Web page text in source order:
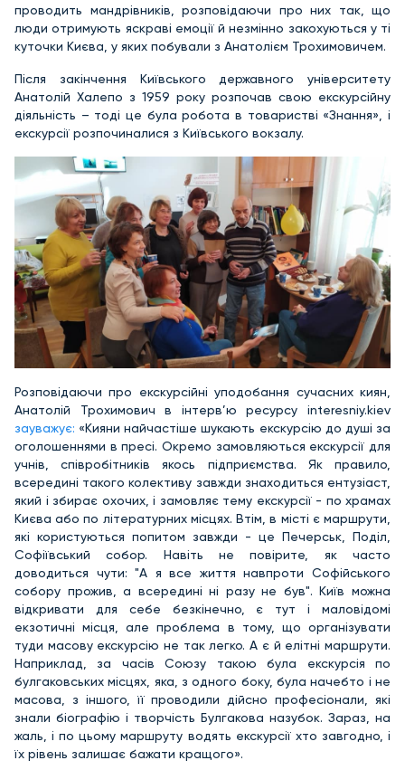
проводить мандрівників, розповідаючи про них так, що
люди отримують яскраві емоції й незмінно закохуються у ті
куточки Києва, у яких побували з Анатолієм Трохимовичем.
Після закінчення Київського державного університету
Анатолій Халепо з 1959 року розпочав свою екскурсійну
діяльність – тоді це була робота в товаристві «Знання», і
екскурсії розпочиналися з Київського вокзалу.
Розповідаючи про екскурсійні уподобання сучасних киян,
Анатолій Трохимович в інтерв’ю ресурсу interesniy.kiev
зауважує: «Кияни найчастіше шукають екскурсію до душі за
оголошеннями в пресі. Окремо замовляються екскурсії для
учнів, співробітників якось підприємства. Як правило,
всередині такого колективу завжди знаходиться ентузіаст,
який і збирає охочих, і замовляє тему екскурсії - по храмах
Києва або по літературних місцях. Втім, в місті є маршрути,
які користуються попитом завжди - це Печерськ, Поділ,
Софіївський собор. Навіть не повірите, як часто
доводиться чути: "А я все життя навпроти Софійського
собору прожив, а всередині ні разу не був". Київ можна
відкривати для себе безкінечно, є тут і маловідомі
екзотичні місця, але проблема в тому, що організувати
туди масову екскурсію не так легко. А є й елітні маршрути.
Наприклад, за часів Союзу такою була екскурсія по
булгаковських місцях, яка, з одного боку, була начебто і не
масова, з іншого, її проводили дійсно професіонали, які
знали біографію і творчість Булгакова назубок. Зараз, на
жаль, і по цьому маршруту водять екскурсії хто завгодно, і
їх рівень залишає бажати кращого».